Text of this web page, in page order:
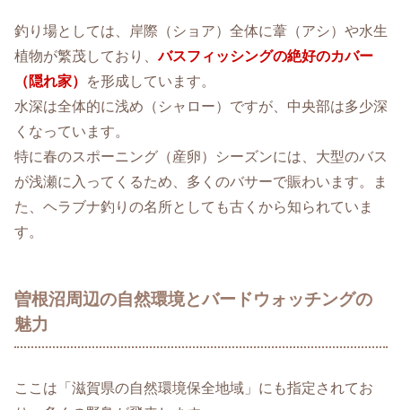
釣り場としては、岸際（ショア）全体に葦（アシ）や水生
植物が繁茂しており、バスフィッシングの絶好のカバー
（隠れ家）
を形成しています。
水深は全体的に浅め（シャロー）ですが、中央部は多少深
くなっています。
特に春のスポーニング（産卵）シーズンには、大型のバス
が浅瀬に入ってくるため、多くのバサーで賑わいます。ま
た、ヘラブナ釣りの名所としても古くから知られていま
す。
曽根沼周辺の自然環境とバードウォッチングの
魅力
ここは「滋賀県の自然環境保全地域」にも指定されてお